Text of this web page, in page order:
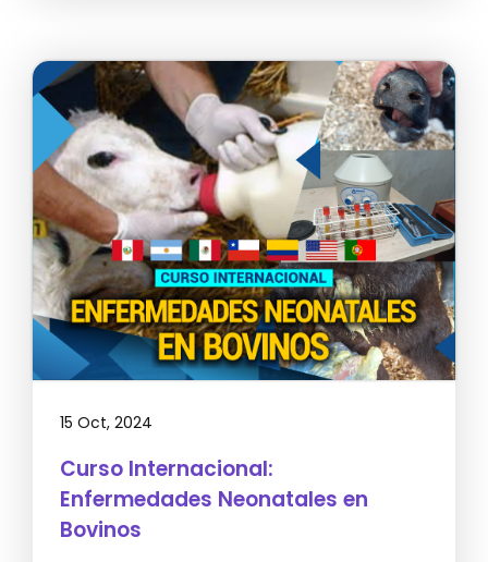
15 Oct, 2024
Curso Internacional:
Enfermedades Neonatales en
Bovinos